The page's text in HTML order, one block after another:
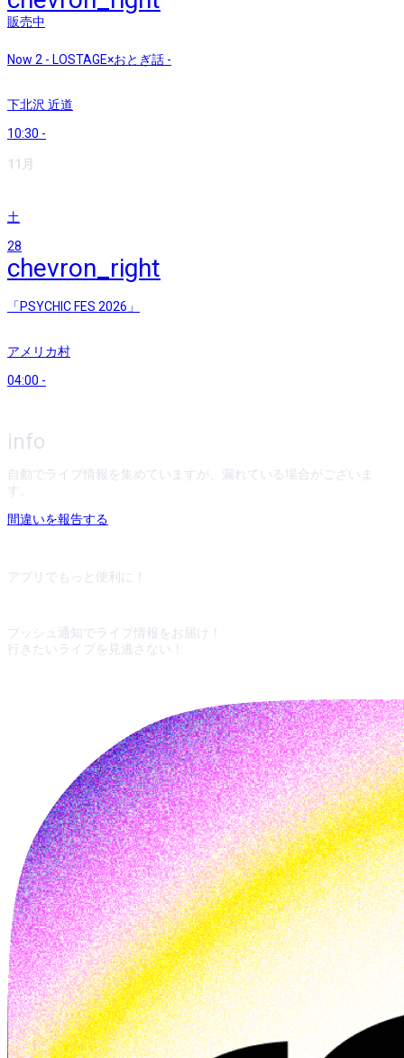
販売中
Now 2 - LOSTAGE×おとぎ話 -
下北沢 近道
10:30 -
11月
土
28
chevron_right
「PSYCHIC FES 2026」
アメリカ村
04:00 -
info
自動でライブ情報を集めていますが、漏れている場合がございま
す。
間違いを報告する
アプリでもっと便利に！
プッシュ通知でライブ情報をお届け！
行きたいライブを見逃さない！